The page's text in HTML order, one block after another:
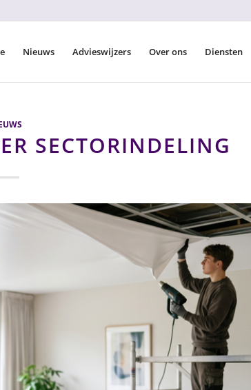
Nieuws Advieswijzers Over ons Diensten
SECTORINDELING